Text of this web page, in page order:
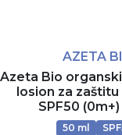
AZETA
Azeta Bio
losion za
SPF50 (0m+)
50 ml